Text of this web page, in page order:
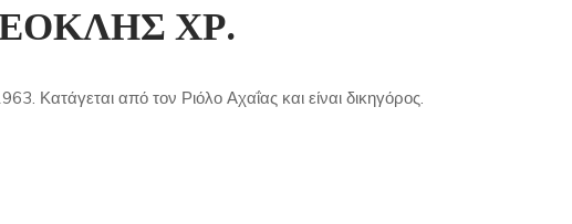
ΧΡ.
Κατάγεται από τον Ριόλο Αχαΐας και είναι δικηγόρος.